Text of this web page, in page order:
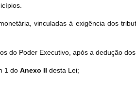
vinculadas à exigência dos
do Poder Executivo, após a dedução
1 doAnexo II desta Lei;